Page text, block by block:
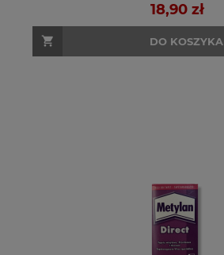
18,90 zł
DO KOSZYKA